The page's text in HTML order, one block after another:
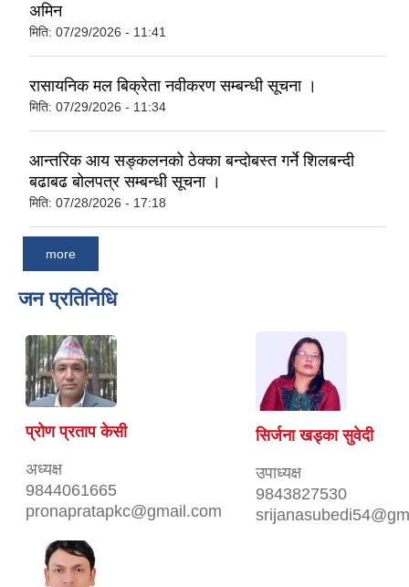
अमिन
मिति: 07/29/2026 - 11:41
रासायनिक मल बिक्रेता नवीकरण सम्बन्धी सूचना ।
मिति: 07/29/2026 - 11:34
आन्तरिक आय सङ्कलनको ठेक्का बन्दोबस्त गर्ने शिलबन्दी
बढाबढ बोलपत्र सम्बन्धी सूचना ।
मिति: 07/28/2026 - 17:18
more
जन प्रतिनिधि
प्रोण प्रताप केसी
अध्यक्ष
9844061665
pronapratapkc@gmail.com
सिर्जना खड्का सुवेदी
उपाध्यक्ष
9843827530